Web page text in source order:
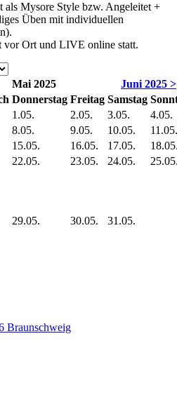
als Mysore Style bzw. Angeleitet +
Üben mit individuellen
vor Ort und LIVE online statt.
Mai 2025
Juni 2025 >
Donnerstag Freitag Samstag So
1.05.
2.05. 3.05.
4.05.
8.05. 9.05. 10.05.
11.05.
15.05. 16.05. 17.05.
22.05. 23.05. 24.05.
29.05. 30.05. 31.05.
Braunschweig